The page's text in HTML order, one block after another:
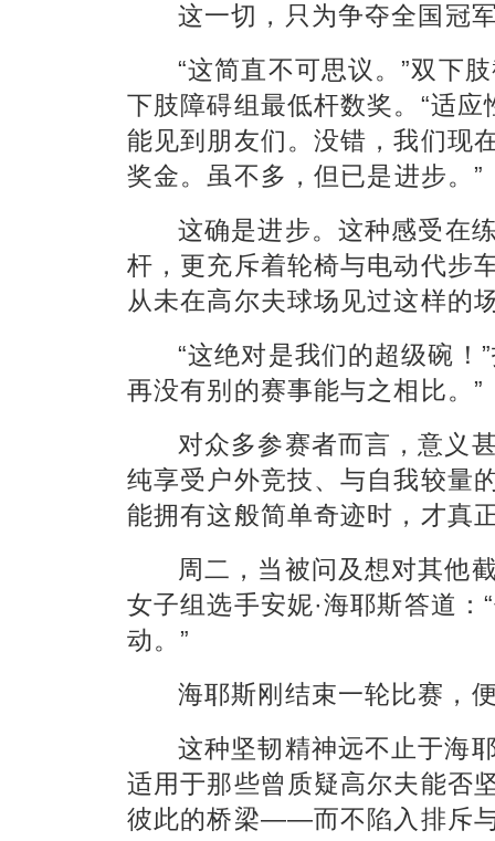
这一切，只为争夺全国 冠
“这简直不可思议。”双下
下肢障碍组最低杆数奖。“适
能见到朋友们。没错，我们现
奖金。虽不多，但已是进步。”
这确是进步。这种感受在
杆，更充斥着轮椅与电动代步
从未在高尔夫球场见过这样
“这绝对是我们的超级碗！
再没有别的赛事能与之相比。”
对众多参赛者而言，意义
纯享受户外竞技、与自我较量
能拥有这般简单奇迹时，才真
周二，当被问及想对其他
女子组选手安妮·海耶斯答道
动。”
海耶斯刚结束一轮比赛，
这种坚韧精神远不止于海
适用于那些曾质疑高尔夫能
彼此的桥梁——而不陷入排斥